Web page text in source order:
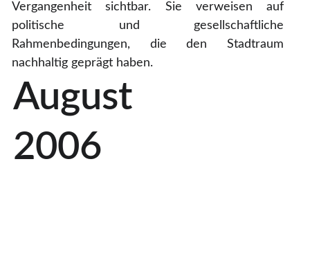
Vergangenheit sichtbar. Sie verweisen auf
politische und gesellschaftliche
Rahmenbedingungen, die den Stadtraum
nachhaltig geprägt haben.
August
2006